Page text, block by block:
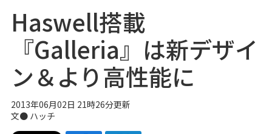
n
Haswell搭載
『Galleria』は新デザイ
ン＆より高性能に
2013年06月02日 21時26分更新
文● ハッチ